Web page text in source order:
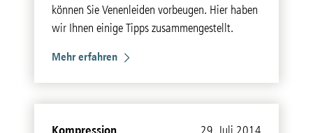
können Sie Venenleiden vorbeugen. Hier haben
wir Ihnen einige Tipps zusammengestellt.
Mehr erfahren